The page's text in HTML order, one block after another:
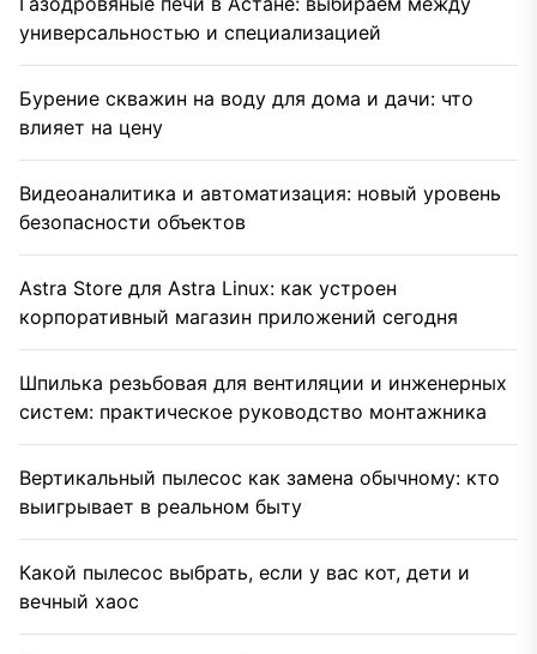
универсальностью и специализацией
Бурение скважин на воду для дома и дачи: что
влияет на цену
Видеоаналитика и автоматизация: новый уровень
безопасности объектов
Astra Store для Astra Linux: как устроен
корпоративный магазин приложений сегодня
Шпилька резьбовая для вентиляции и инженерных
систем: практическое руководство монтажника
Вертикальный пылесос как замена обычному: кто
выигрывает в реальном быту
Какой пылесос выбрать, если у вас кот, дети и
вечный хаос